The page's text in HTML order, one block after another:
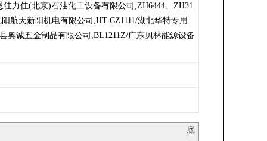
佳力佳(北京)石油化工设备有限公司,ZH6444、ZH31
航天新阳机电有限公司,HT-CZ1111/湖北华特专用
奥诚五金制品有限公司,BL1211Z/广东贝林能源设备
底